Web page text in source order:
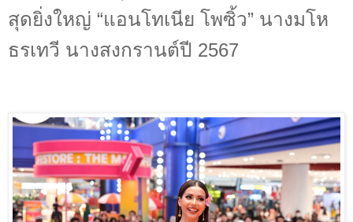
สุดยิ่งใหญ่ “แอนโทเนีย โพซิ้ว” นางมโห
ธรเทวี นางสงกรานต์ปี 2567